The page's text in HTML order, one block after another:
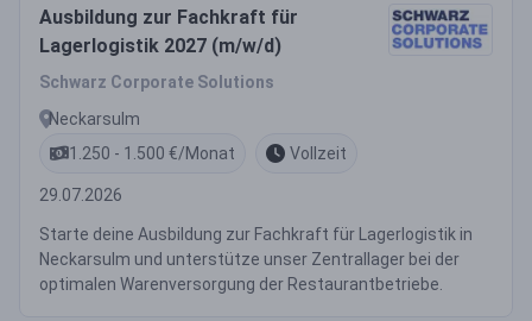
Ausbildung zur Fachkraft für
Lagerlogistik 2027 (m/w/d)
Schwarz Corporate Solutions
Neckarsulm
1.250 - 1.500 €/Monat
Vollzeit
29.07.2026
Starte deine Ausbildung zur Fachkraft für Lagerlogistik in
Neckarsulm und unterstütze unser Zentrallager bei der
optimalen Warenversorgung der Restaurantbetriebe.